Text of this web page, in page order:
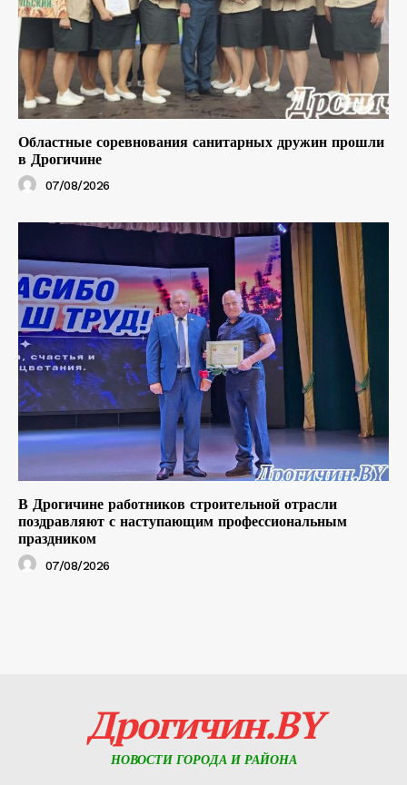
Областные соревнования санитарных дружин прошли
в Дрогичине
07/08/2026
В Дрогичине работников строительной отрасли
поздравляют с наступающим профессиональным
праздником
07/08/2026
Дрогичин.BY
НОВОСТИ ГОРОДА И РАЙОНА